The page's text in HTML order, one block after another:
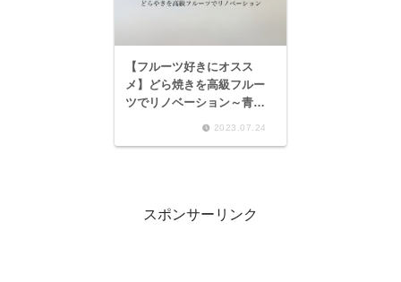
【フルーツ好きにオスス
メ】どら焼きを高級フルー
ツでリノベーション～青果
2023.07.24
スポンサーリンク